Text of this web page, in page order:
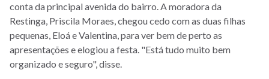
conta da principal avenida do bairro. A moradora da
Restinga, Priscila Moraes, chegou cedo com as duas filhas
pequenas, Eloá e Valentina, para ver bem de perto as
apresentações e elogiou a festa. "Está tudo muito bem
organizado e seguro", disse.